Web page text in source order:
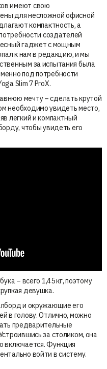
имеют свою
для несложной офисной
компактность, а
создателей
гаджет с мощным
к нам в редакцию, и мы
за испытания была
под потребности
Slim 7 ProX.
мечту – сделать крутой
необходимо увидеть место,
легкий и компактный
чтобы увидеть его
– всего 1,45 кг, поэтому
девушка.
и окружающие его
в голову. Отлично, можно
предварительные
за столиком, она
включается. Функция
войти в систему.